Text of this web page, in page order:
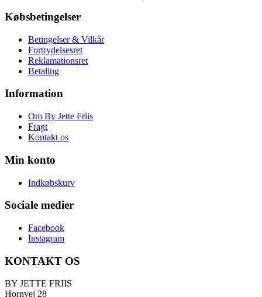
Købsbetingelser
Betingelser & Vilkår
Fortrydelsesret
Reklamationsret
Betaling
Information
Om By Jette Friis
Fragt
Kontakt os
Min konto
Indkøbskurv
Sociale medier
Facebook
Instagram
KONTAKT OS
BY JETTE FRIIS
Hornvej 28